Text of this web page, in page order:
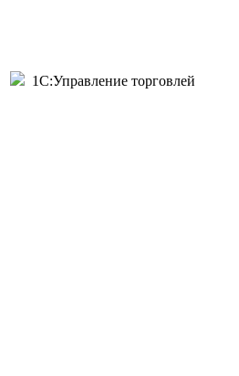
1С:Управление торговлей